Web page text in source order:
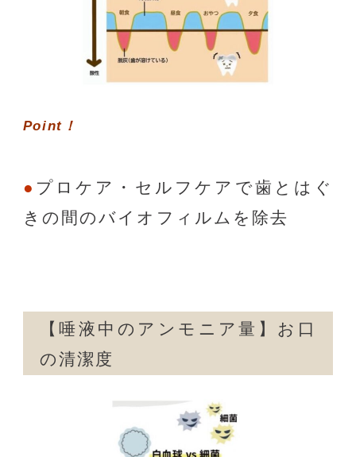
Point！
プロケア・セルフケアで歯とはぐ
きの間のバイオフィルムを除去
【唾液中のアンモニア量】お口
の清潔度